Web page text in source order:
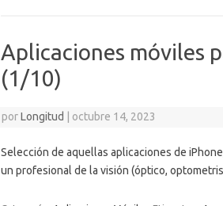
Aplicaciones móviles
(1/10)
porLongitud octubre 14, 2023
Selección de aquellas aplicaciones de
un profesional de la visión (óptico,